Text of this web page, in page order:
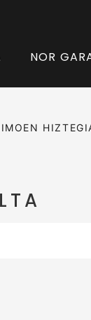
NOR